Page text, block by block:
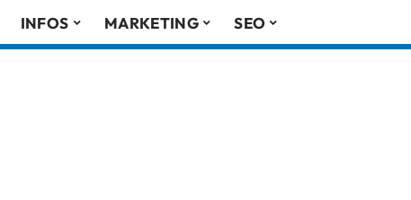
INFOS MARKETING SEO